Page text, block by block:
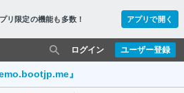
リ限定の機能も多数！ アプリで開く
ユーザー登録
ログイン
』